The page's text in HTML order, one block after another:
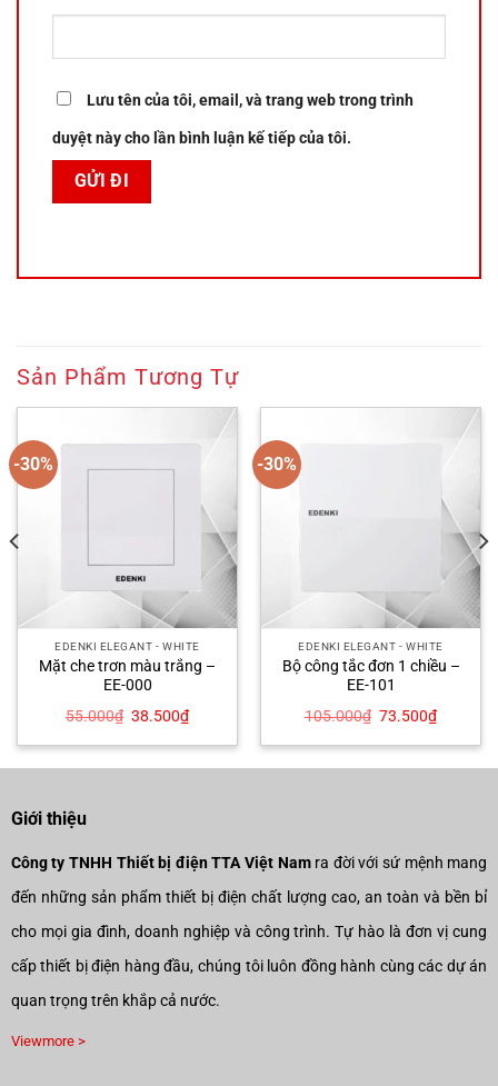
Lưu tên của tôi, email, và trang web trong trình
duyệt này cho lần bình luận kế tiếp của tôi.
Sản Phẩm Tương Tự
-30%
EDENKI ELEGANT - WHITE
Mặt che trơn màu trắng –
EE-000
55.000₫ Giá
là:
38.500₫Giá
hiện
tại
38.500₫.
-30%
EDENKI ELEGANT - WHITE
Bộ công tắc đơn 1 chiều –
EE-101
105.000₫ Giá
là:
73.500₫Giá
hiện
tại
73.500₫.
Giới thiệu
Công ty TNHH Thiết bị điện TTA Việt Namra đời với sứ mệnh mang
đến những sản phẩm thiết bị điện chất lượng cao, an toàn và bền bỉ
cho mọi gia đình, doanh nghiệp và công trình. Tự hào là đơn vị cung
cấp thiết bị điện hàng đầu, chúng tôi luôn đồng hành cùng các dự án
quan trọng trên khắp cả nước.
Viewmore >